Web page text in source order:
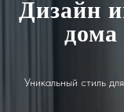
Дизайн
дома
Уникальный стиль